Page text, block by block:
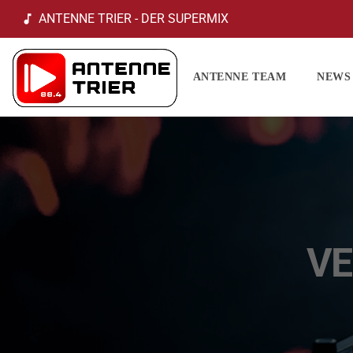
music_note ANTENNE TRIER - DER SUPERMIX
ANTENNE TEAM NEWS